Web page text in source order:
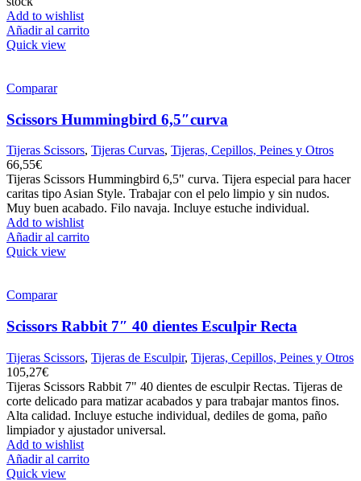
Add to wishlist
Añadir al carrito
Quick view
Comparar
Scissors Hummingbird 6,5″curva
Tijeras Scissors, Tijeras Curvas, Tijeras, Cepillos, Peines y Otros
66,55€
Tijeras Scissors Hummingbird 6,5" curva. Tijera especial para hacer
caritas tipo Asian Style. Trabajar con el pelo limpio y sin nudos.
Muy buen acabado. Filo navaja. Incluye estuche individual.
Add to wishlist
Añadir al carrito
Quick view
Comparar
Scissors Rabbit 7″ 40 dientes Esculpir Recta
Tijeras Scissors, Tijeras de Esculpir, Tijeras, Cepillos, Peines y Otros
105,27€
Tijeras Scissors Rabbit 7" 40 dientes de esculpir Rectas. Tijeras de
corte delicado para matizar acabados y para trabajar mantos finos.
Alta calidad. Incluye estuche individual, dediles de goma, paño
limpiador y ajustador universal.
Add to wishlist
Añadir al carrito
Quick view